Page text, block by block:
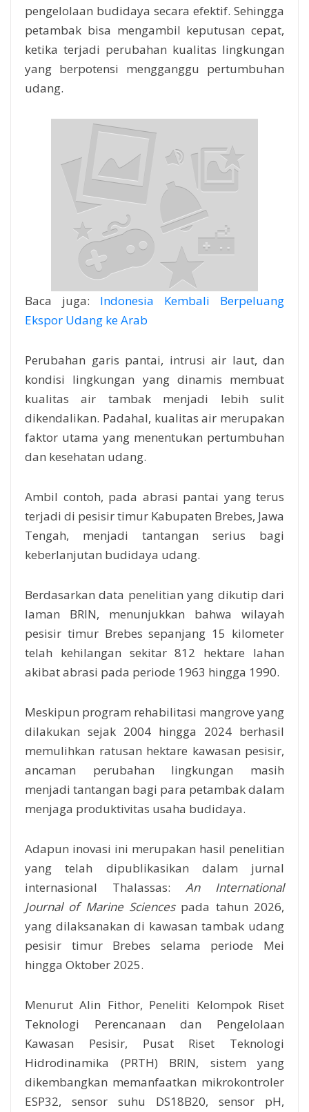
pengelolaan budidaya secara efektif. Sehingga
petambak bisa mengambil keputusan cepat,
ketika terjadi perubahan kualitas lingkungan
yang berpotensi mengganggu pertumbuhan
udang.
Baca juga: Indonesia Kembali Berpeluang
Ekspor Udang ke Arab
Perubahan garis pantai, intrusi air laut, dan
kondisi lingkungan yang dinamis membuat
kualitas air tambak menjadi lebih sulit
dikendalikan. Padahal, kualitas air merupakan
faktor utama yang menentukan pertumbuhan
dan kesehatan udang.
Ambil contoh, pada abrasi pantai yang terus
terjadi di pesisir timur Kabupaten Brebes, Jawa
Tengah, menjadi tantangan serius bagi
keberlanjutan budidaya udang.
Berdasarkan data penelitian yang dikutip dari
laman BRIN, menunjukkan bahwa wilayah
pesisir timur Brebes sepanjang 15 kilometer
telah kehilangan sekitar 812 hektare lahan
akibat abrasi pada periode 1963 hingga 1990.
Meskipun program rehabilitasi mangrove yang
dilakukan sejak 2004 hingga 2024 berhasil
memulihkan ratusan hektare kawasan pesisir,
ancaman perubahan lingkungan masih
menjadi tantangan bagi para petambak dalam
menjaga produktivitas usaha budidaya.
Adapun inovasi ini merupakan hasil penelitian
yang telah dipublikasikan dalam jurnal
internasional Thalassas: An International
Journal of Marine Sciencespada tahun 2026,
yang dilaksanakan di kawasan tambak udang
pesisir timur Brebes selama periode Mei
hingga Oktober 2025.
Menurut Alin Fithor, Peneliti Kelompok Riset
Teknologi Perencanaan dan Pengelolaan
Kawasan Pesisir, Pusat Riset Teknologi
Hidrodinamika (PRTH) BRIN, sistem yang
dikembangkan memanfaatkan mikrokontroler
ESP32, sensor suhu DS18B20, sensor pH,